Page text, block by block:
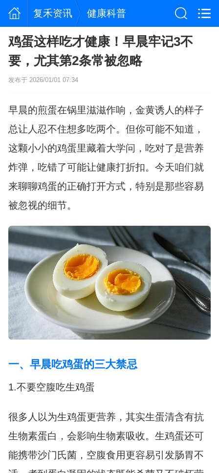
复禾资讯 健康科普
鸡蛋这样吃才健康！早晨牢记3不
要，尤其第2条常被忽略
发布于 2026/01/01 07:34
早晨的煎蛋在锅里滋滋作响，金黄诱人的样子
总让人忍不住想多吃两个。但你可能不知道，
这颗小小的鸡蛋里藏着大学问，吃对了是营养
炸弹，吃错了可能让健康打折扣。今天咱们就
来聊聊鸡蛋的正确打开方式，特别是那些容易
被忽视的细节。
一、早晨吃鸡蛋的三大禁忌
1.不要空腹吃生鸡蛋
很多人以为生鸡蛋更营养，其实生蛋清含有抗
生物素蛋白，会影响生物素吸收。生鸡蛋还可
能携带沙门氏菌，空腹食用更容易引发肠胃不